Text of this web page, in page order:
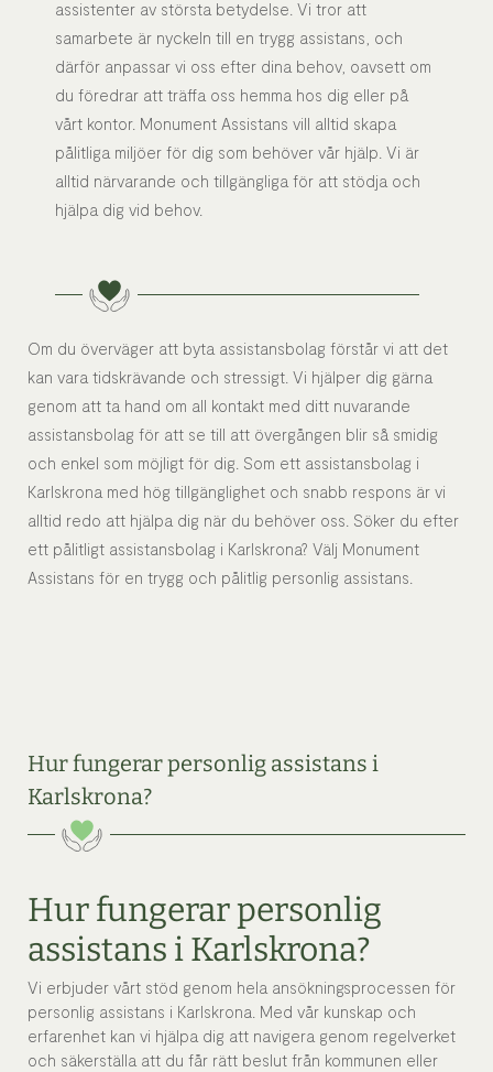
assistenter av största betydelse. Vi tror att
samarbete är nyckeln till en trygg assistans, och
därför anpassar vi oss efter dina behov, oavsett om
du föredrar att träffa oss hemma hos dig eller på
vårt kontor. Monument Assistans vill alltid skapa
pålitliga miljöer för dig som behöver vår hjälp. Vi är
alltid närvarande och tillgängliga för att stödja och
hjälpa dig vid behov.
Om du överväger att byta assistansbolag förstår vi att det
kan vara tidskrävande och stressigt. Vi hjälper dig gärna
genom att ta hand om all kontakt med ditt nuvarande
assistansbolag för att se till att övergången blir så smidig
och enkel som möjligt för dig. Som ett assistansbolag i
Karlskrona med hög tillgänglighet och snabb respons är vi
alltid redo att hjälpa dig när du behöver oss. Söker du efter
ett pålitligt assistansbolag i Karlskrona? Välj Monument
Assistans för en trygg och pålitlig personlig assistans.
Hur fungerar personlig assistans i
Karlskrona?
Hur fungerar personlig
assistans i Karlskrona?
Vi erbjuder vårt stöd genom hela ansökningsprocessen för
personlig assistans i Karlskrona. Med vår kunskap och
erfarenhet kan vi hjälpa dig att navigera genom regelverket
och säkerställa att du får rätt beslut från kommunen eller